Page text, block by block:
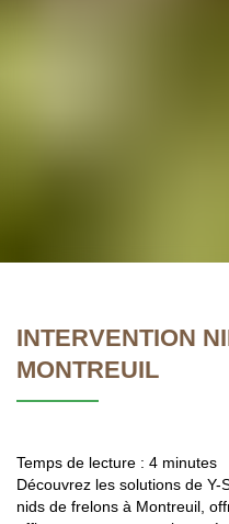
INTERVENTION
MONTREUIL
Temps de lecture : 4 minutes
Découvrez les solutions de Y-
nids de frelons à Montreuil,